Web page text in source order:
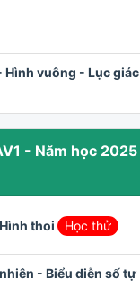
Hình vuông - Lục giác
- Năm học 2025
thoi Học thử
- Biểu diễn số tự